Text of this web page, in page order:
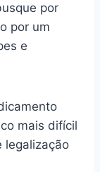
por
por um
e
mais difícil
legalização